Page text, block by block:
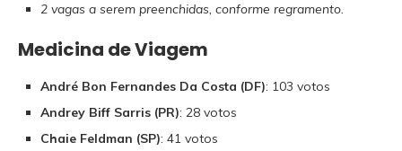
2 vagas a serem preenchidas, conforme regramento.
Medicina de Viagem
André Bon Fernandes Da Costa (DF): 103 votos
Andrey Biff Sarris (PR): 28 votos
Chaie Feldman (SP): 41 votos